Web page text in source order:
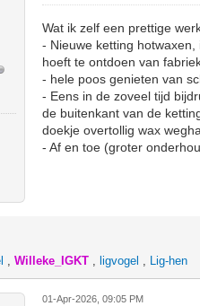
Wat ik zelf een prettige
- Nieuwe ketting
hoeft te ontdoen van
- hele poos genieten van
- Eens in de zoveel tijd
de buitenkant van de
doekje overtollig wax
- Af en toe (groter
,Willeke_IGKT , ligvogel , Lig-hen
01-Apr-2026, 09:05 PM